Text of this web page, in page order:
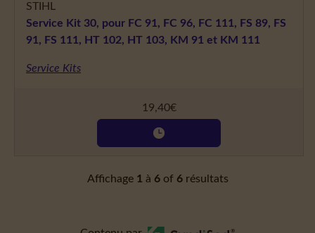
STIHL
Service Kit 30, pour FC 91, FC 96, FC 111, FS 89, FS
91, FS 111, HT 102, HT 103, KM 91 et KM 111
Service Kits
19,40€
Affichage 1 à 6of 6résultats